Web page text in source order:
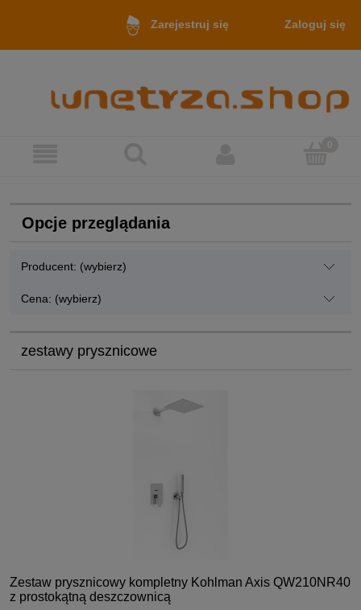
Zarejestruj się Zaloguj się
Opcje przeglądania
Producent: (wybierz)
Cena: (wybierz)
zestawy prysznicowe
Zestaw prysznicowy kompletny Kohlman Axis QW210NR40
z prostokątną deszczownicą